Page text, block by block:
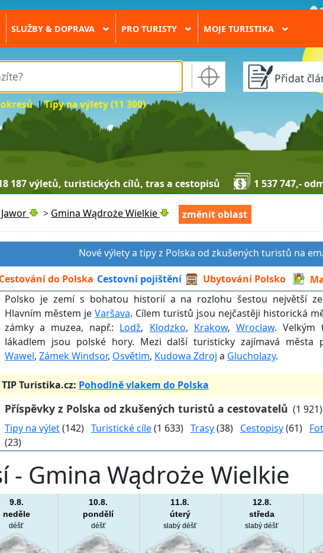
SLUŽBY & DOPRAVA › PRO TURISTY › MOJE TURISTIKA ›
|Tipy na výlety (11 300)
Přidat
187 výletů, turistických cílů, tras a cestopisů 1 537 747,-
> Gmina Wądroże Wielkie změnit oblast
Nové výlety a tipy z Polska od zkušených turistů na
Cestování do Polska Cestovní pojištění Ubytování Polsko
Polsko je zemí s bohatou historií a na rozlohu šestou největší
Hlavním městem je Varšava. Cílem turistů jsou nejčastěji historická
zámky a muzea, např.: Lodž, Klodzko, Krakow, Wroclaw. Velkým
lákadlem jsou polské hory. Mezi další turisticky zajímavá města
Wawel, Zámek Windsor, Osvětim, Kudowa Zdroj a Glucholazy.
TIP Turistika.cz: Pohodlně vlakem do Polska
Příspěvky z Polska od zkušených turistů a cestovatelů (1 921)
Tipy na výlet(142) Turistické cíle(1 633) Trasy(38) Cestopisy(61)
(23)
- Gmina Wądroże Wielkie
9.8.
neděle
déšť
10.8.
pondělí
déšť
11.8.
úterý
slabý déšť
12.8.
středa
slabý déšť